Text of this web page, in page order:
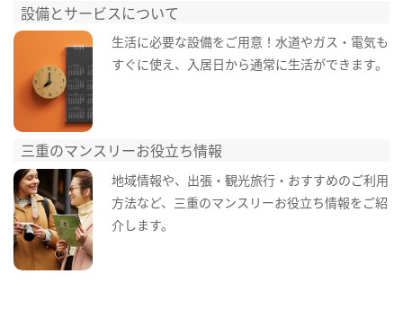
設備とサービスについて
生活に必要な設備をご用意！水道やガス・電気も
すぐに使え、入居日から通常に生活ができます。
三重のマンスリーお役立ち情報
地域情報や、出張・観光旅行・おすすめのご利用
方法など、三重のマンスリーお役立ち情報をご紹
介します。